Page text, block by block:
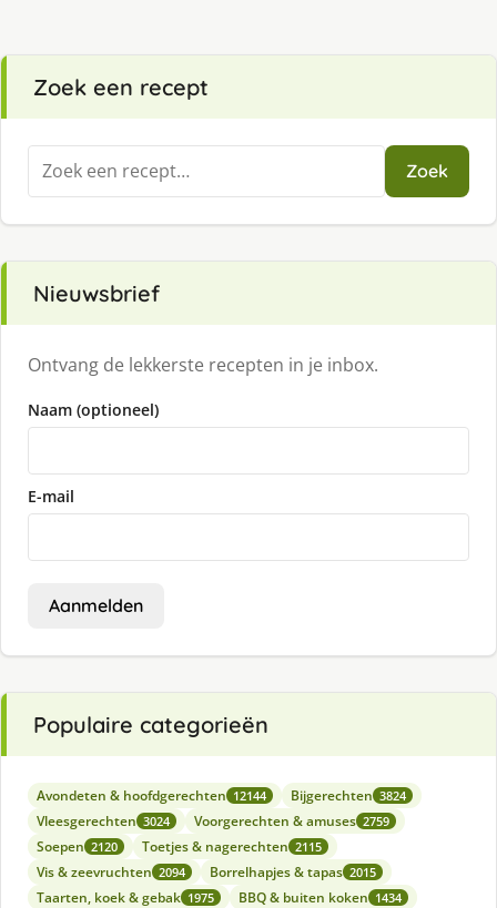
Zoek een recept
Zoeken
naar:
Zoek
Nieuwsbrief
Ontvang de lekkerste recepten in je inbox.
Naam (optioneel)
E-mail
Aanmelden
Populaire categorieën
Avondeten & hoofdgerechten 12144 Bijgerechten 3824
Vleesgerechten 3024 Voorgerechten & amuses 2759
Soepen 2120 Toetjes & nagerechten 2115
Vis & zeevruchten 2094 Borrelhapjes & tapas 2015
Taarten, koek & gebak 1975 BBQ & buiten koken 1434